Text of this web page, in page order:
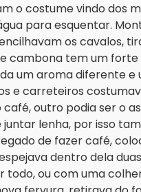
o costume vindo dos
para esquentar.
os cavalos,
cambona tem um
um aroma diferente
e carreteiros
café, outro podia ser o
juntar lenha, por isso
de fazer café,
dentro dela
todo, ou com uma